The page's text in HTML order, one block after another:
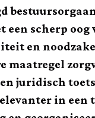
een scherp oog
en
maatregel
juridisch
in een